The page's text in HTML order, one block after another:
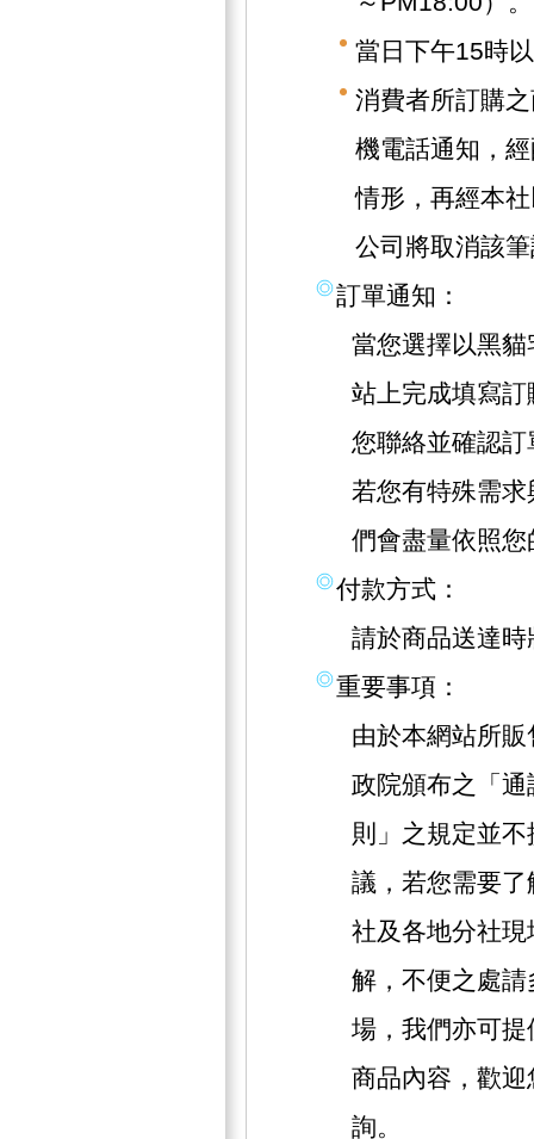
當日下午15時
消費者所訂購
機電話通知，
情形，再經本
公司將取消該
訂單通知：
當您選擇以黑
站上完成填寫
您聯絡並確認訂
若您有特殊需
們會盡量依照
付款方式：
請於商品送達
重要事項：
由於本網站所
政院頒布之「
則」之規定並
議，若您需要
社及各地分社
解，不便之處
場，我們亦可
商品內容，歡
詢。